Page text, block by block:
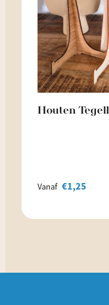
Houten
Vanaf €1,25